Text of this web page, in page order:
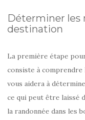
Déterminer les
destination
La première étape
consiste à
vous aidera à
ce qui peut être laissé
la randonnée dans les